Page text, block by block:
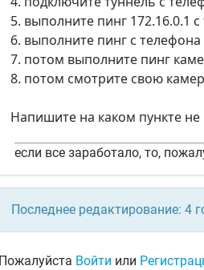
5. выполните пинг 172.16.0.1
6. выполните пинг с
7. потом выполните пинг
8. потом смотрите свою
Напишите на каком пункте не
если все заработало, то,
Последнее редактирование: 4
Пожалуйста Войти или